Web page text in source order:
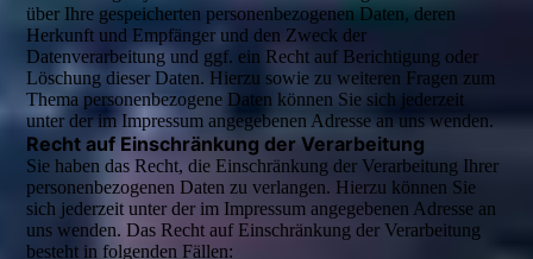
über Ihre gespeicherten personenbezogenen Daten, deren
Herkunft und Empfänger und den Zweck der
Datenverarbeitung und ggf. ein Recht auf Berichtigung oder
Löschung dieser Daten. Hierzu sowie zu weiteren Fragen zum
Thema personenbezogene Daten können Sie sich jederzeit
unter der im Impressum angegebenen Adresse an uns wenden.
Recht auf Einschränkung der Verarbeitung
Sie haben das Recht, die Einschränkung der Verarbeitung Ihrer
personenbezogenen Daten zu verlangen. Hierzu können Sie
sich jederzeit unter der im Impressum angegebenen Adresse an
uns wenden. Das Recht auf Einschränkung der Verarbeitung
besteht in folgenden Fällen: